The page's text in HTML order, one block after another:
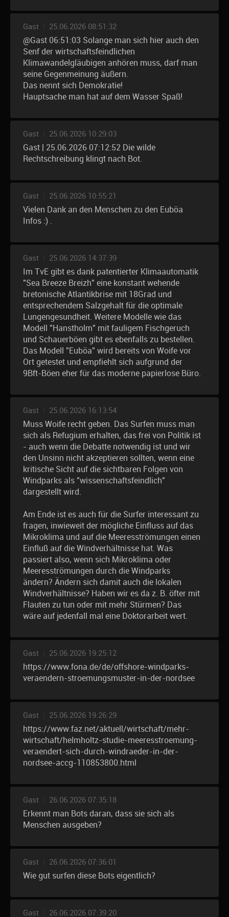
Gast 25.06.2026 08:51:32
@Gast 06:51:03 Solange man sich hier auch den
Senf der wirtschaftsfeindlichen
Klimawandelgläubigen anhören muss, darf man
seine Gegenmeinung äußern.
Das nennt sich Demokratie!
Hauptsache man hat auf dem Wasser Spaß!
Gast 25.06.2026 10:29:03
Gast | 25.06.2026 07:12:52 Die wilde
Rechtschreibung klingt nach Bot.
Gast 25.06.2026 10:55:21
Vielen Dank an den Menschen zu den Euböa
Infos :) .
Gast 25.06.2026 14:37:39
Im TvE gibt es dank patentierter Klimaautomatik
"Sea Breeze Breizh" eine konstant wehende
bretonische Atlantikbrise mit 18Grad und
entsprechendem Salzgehalt für die optimale
Lungengesundheit. Weitere Modelle wie das
Modell "Hanstholm" mit fauligem Fischgeruch
und Schauerböen gibt es ebenfalls zu bestellen.
Das Modell "Euböa" wird bereits von Woife vor
Ort getestet und empfiehlt sich aufgrund der
9Bft-Böen eher für das moderne papierlose Büro.
Gast 25.06.2026 16:13:54
Muss Woife recht geben. Das Surfen muss man
sich als Refugium erhalten, das frei von Politik ist
- auch wenn die Debatte notwendig ist und wir
den Unsinn nicht akzeptieren sollten, wenn eine
kritische Sicht auf die sichtbaren Folgen von
Windparks als "wissenschaftsfeindlich"
dargestellt wird.
Am Ende ist es auch für die Surfer interessant zu
fragen, inwieweit der mögliche Einfluss auf das
Mikroklima und auf die Meeresströmungen einen
Einfluß auf die Windverhältnisse hat. Was
passiert also, wenn sich Mikroklima oder
Meeresströmungen durch die Windparks
ändern? Ändern sich damit auch die lokalen
Windverhältnisse? Haben wir es da z. B. öfter mit
Flauten zu tun oder mit mehr Stürmen? Das
wäre auf jedenfall mal eine Doktorarbeit wert.
Gast 25.06.2026 19:25:12
https://www.fona.de/de/offshore-windparks-
veraendern-stroemungsmuster-in-der-nordsee
Gast 25.06.2026 19:26:29
https://www.faz.net/aktuell/wirtschaft/mehr-
wirtschaft/helmholtz-studie-meeresstroemung-
veraendert-sich-durch-windraeder-in-der-
nordsee-accg-110853800.html
Gast 26.06.2026 07:35:18
Erkennt man Bots daran, dass sie sich als
Menschen ausgeben?
Gast 26.06.2026 07:36:01
Wie gut surfen diese Bots eigentlich?
Gast 26.06.2026 07:39:20